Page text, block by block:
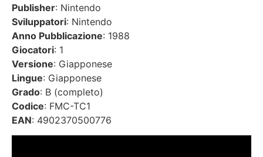
Publisher: Nintendo
Sviluppatori: Nintendo
Anno Pubblicazione: 1988
Giocatori: 1
Versione: Giapponese
Lingue: Giapponese
Grado: B (completo)
Codice: FMC-TC1
EAN: 4902370500776